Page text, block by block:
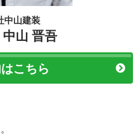
中山建装
中山 晋吾
こちら